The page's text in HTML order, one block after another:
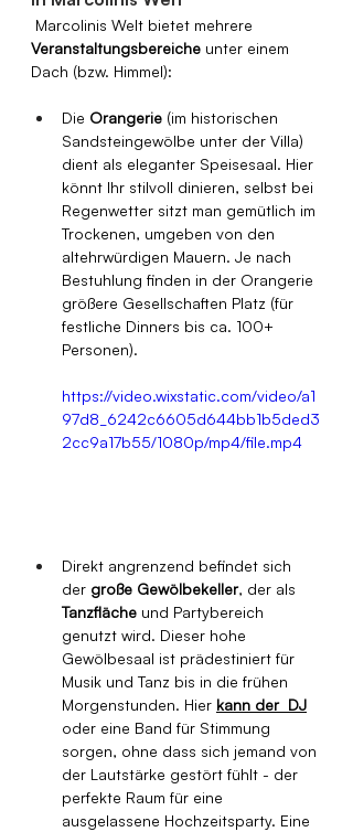
Marcolinis Welt bietet mehrere
Veranstaltungsbereiche unter einem
Dach (bzw. Himmel):
Die Orangerie (im historischen
Sandsteingewölbe unter der Villa)
dient als eleganter Speisesaal. Hier
könnt Ihr stilvoll dinieren, selbst bei
Regenwetter sitzt man gemütlich im
Trockenen, umgeben von den
altehrwürdigen Mauern. Je nach
Bestuhlung finden in der Orangerie
größere Gesellschaften Platz (für
festliche Dinners bis ca. 100+
Personen).
https://video.wixstatic.com/video/a1
97d8_6242c6605d644bb1b5ded3
2cc9a17b55/1080p/mp4/file.mp4
Direkt angrenzend befindet sich
der große Gewölbekeller, der als
Tanzfläche und Partybereich
genutzt wird. Dieser hohe
Gewölbesaal ist prädestiniert für
Musik und Tanz bis in die frühen
Morgenstunden. Hier kann der  DJ
oder eine Band für Stimmung
sorgen, ohne dass sich jemand von
der Lautstärke gestört fühlt - der
perfekte Raum für eine
ausgelassene Hochzeitsparty. Eine